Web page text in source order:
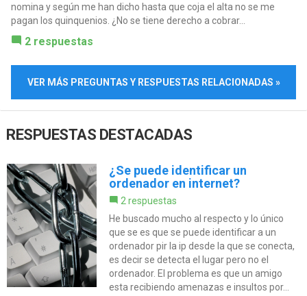
nomina y según me han dicho hasta que coja el alta no se me
pagan los quinquenios. ¿No se tiene derecho a cobrar...
2 respuestas
VER MÁS PREGUNTAS Y RESPUESTAS RELACIONADAS »
RESPUESTAS DESTACADAS
¿Se puede identificar un
ordenador en internet?
2 respuestas
He buscado mucho al respecto y lo único
que se es que se puede identificar a un
ordenador pir la ip desde la que se conecta,
es decir se detecta el lugar pero no el
ordenador. El problema es que un amigo
esta recibiendo amenazas e insultos por...